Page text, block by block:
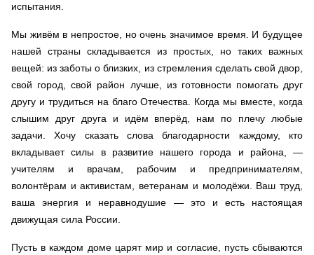
испытания.
Мы живём в непростое, но очень значимое время. И будущее
нашей страны складывается из простых, но таких важных
вещей: из заботы о близких, из стремления сделать свой двор,
свой город, свой район лучше, из готовности помогать друг
другу и трудиться на благо Отечества. Когда мы вместе, когда
слышим друг друга и идём вперёд, нам по плечу любые
задачи. Хочу сказать слова благодарности каждому, кто
вкладывает силы в развитие нашего города и района, —
учителям и врачам, рабочим и предпринимателям,
волонтёрам и активистам, ветеранам и молодёжи. Ваш труд,
ваша энергия и неравнодушие — это и есть настоящая
движущая сила России.
Пусть в каждом доме царят мир и согласие, пусть сбываются